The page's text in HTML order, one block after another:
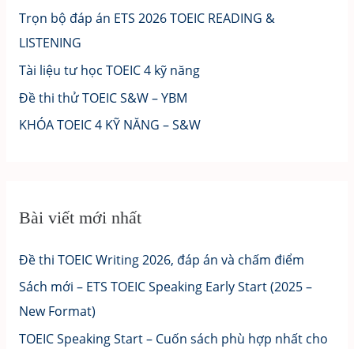
Trọn bộ đáp án ETS 2026 TOEIC READING &
LISTENING
Tài liệu tư học TOEIC 4 kỹ năng
Đề thi thử TOEIC S&W – YBM
KHÓA TOEIC 4 KỸ NĂNG – S&W
Bài viết mới nhất
Đề thi TOEIC Writing 2026, đáp án và chấm điểm
Sách mới – ETS TOEIC Speaking Early Start (2025 –
New Format)
TOEIC Speaking Start – Cuốn sách phù hợp nhất cho